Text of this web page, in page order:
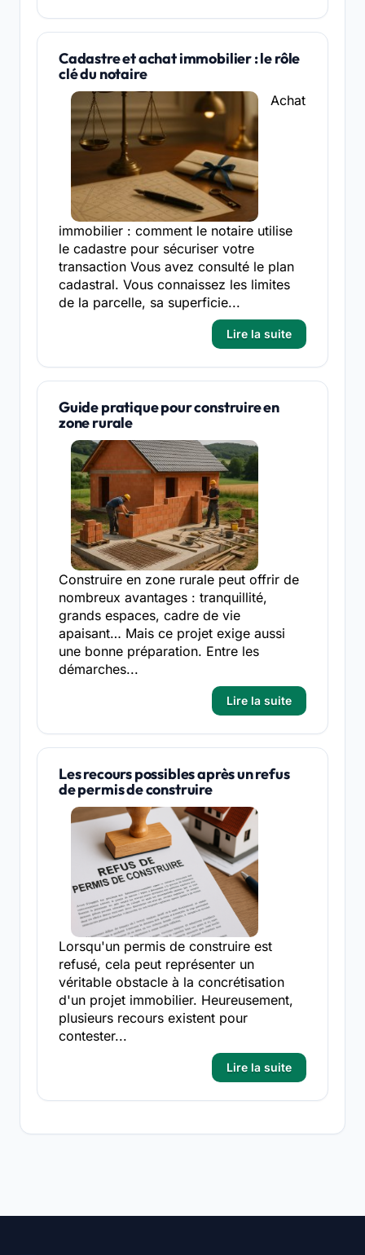
Cadastre et achat immobilier : le rôle
clé du notaire
Achat
immobilier : comment le notaire utilise
le cadastre pour sécuriser votre
transaction Vous avez consulté le plan
cadastral. Vous connaissez les limites
de la parcelle, sa superficie...
Lire la suite
Guide pratique pour construire en
zone rurale
Construire en zone rurale peut offrir de
nombreux avantages : tranquillité,
grands espaces, cadre de vie
apaisant… Mais ce projet exige aussi
une bonne préparation. Entre les
démarches...
Lire la suite
Les recours possibles après un refus
de permis de construire
Lorsqu'un permis de construire est
refusé, cela peut représenter un
véritable obstacle à la concrétisation
d'un projet immobilier. Heureusement,
plusieurs recours existent pour
contester...
Lire la suite